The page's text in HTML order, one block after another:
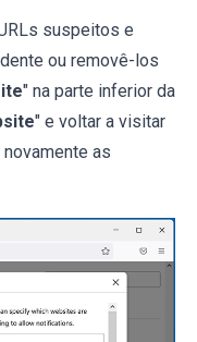
suspeitos e
ou removê-los
" na parte inferior da
" e voltar a visitar
as